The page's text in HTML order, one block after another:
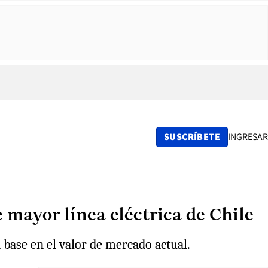
SUSCRÍBETE INGRESAR
mayor línea eléctrica de Chile
en el valor de mercado actual.